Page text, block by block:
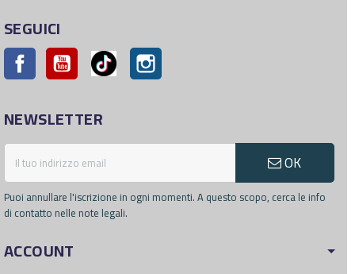
SEGUICI
Facebook YouTube Pinterest
NEWSLETTER
OK
Puoi annullare l'iscrizione in ogni momenti. A questo scopo, cerca le info
di contatto nelle note legali.
ACCOUNT